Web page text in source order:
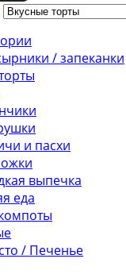
/ запеканки
и пасхи
выпечка
еда
/ Печенье